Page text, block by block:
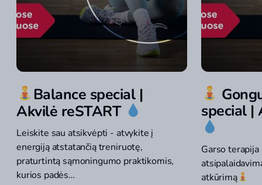
Balance special |
Akvilė reSTART
Leiskite sau atsikvėpti - atvykite į
energiją atstatančią treniruotę,
praturtintą sąmoningumo praktikomis,
kurios padės…
special |
Garso
atkūrimą